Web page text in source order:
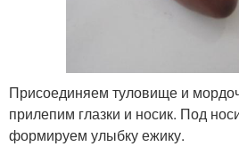
Присоединяем туловище и
прилепим глазки и носик. Под
формируем улыбку ежику.